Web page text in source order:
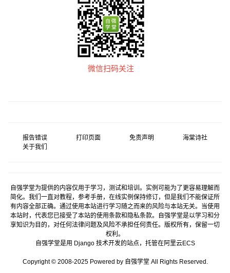
微信扫码关注
报告错误 打印页面 免责声明
海棠诗社
关于我们
自强学堂为提供的内容仅用于学习，测试和培训。实例可能为了更容易理解而
简化。我们一直对教程，参考手册，在线实例保持修订，但是我们不能保证所
有内容全部正确。通过使用本站进行学习随之而来的风险与本站无关。当使用
本站时，代表您已接受了本站的使用条款和隐私条款。自强学堂是以学习和分
享知识为目的，对任何法律问题及风险不承担任何责任。版权所有，保留一切
权利。
自强学堂是用 Django技术开发的站点，托管在阿里云ECS
Copyright © 2008-2025 Powered by 自强学堂 All Rights Reserved.